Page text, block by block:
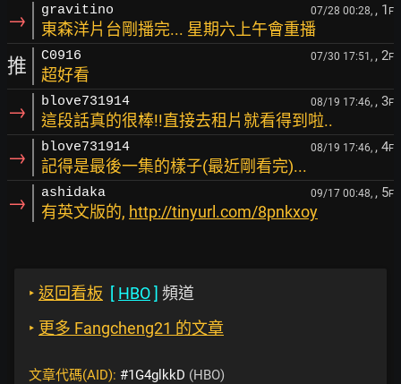
→ gravitino 07/28 00:28, , 1 F
東森洋片台剛播完... 星期六上午會重播
推 C0916 07/30 17:51, , 2F
超好看
→ blove731914 08/19 17:46, , 3F
這段話真的很棒!!直接去租片就看得到啦..
→ blove731914 08/19 17:46, , 4F
記得是最後一集的樣子(最近剛看完)...
→ ashidaka 09/17 00:48, , 5F
有英文版的, http://tinyurl.com/8pnkxoy
‣ 返回看板 [ HBO] 頻道
‣ 更多 Fangcheng21 的文章
文章代碼(AID): #1G4glkkD (HBO)